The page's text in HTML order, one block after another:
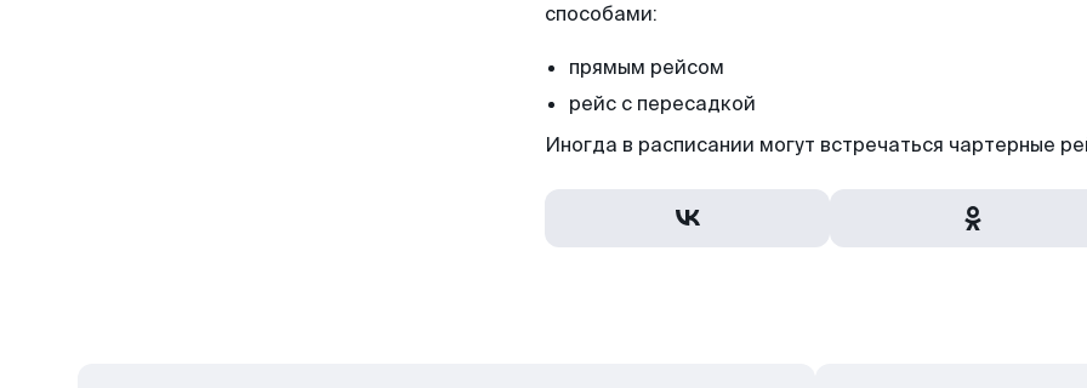
способами:
прямым рейсом
рейс с пересадкой
Иногда в расписании могут встречаться чартерные